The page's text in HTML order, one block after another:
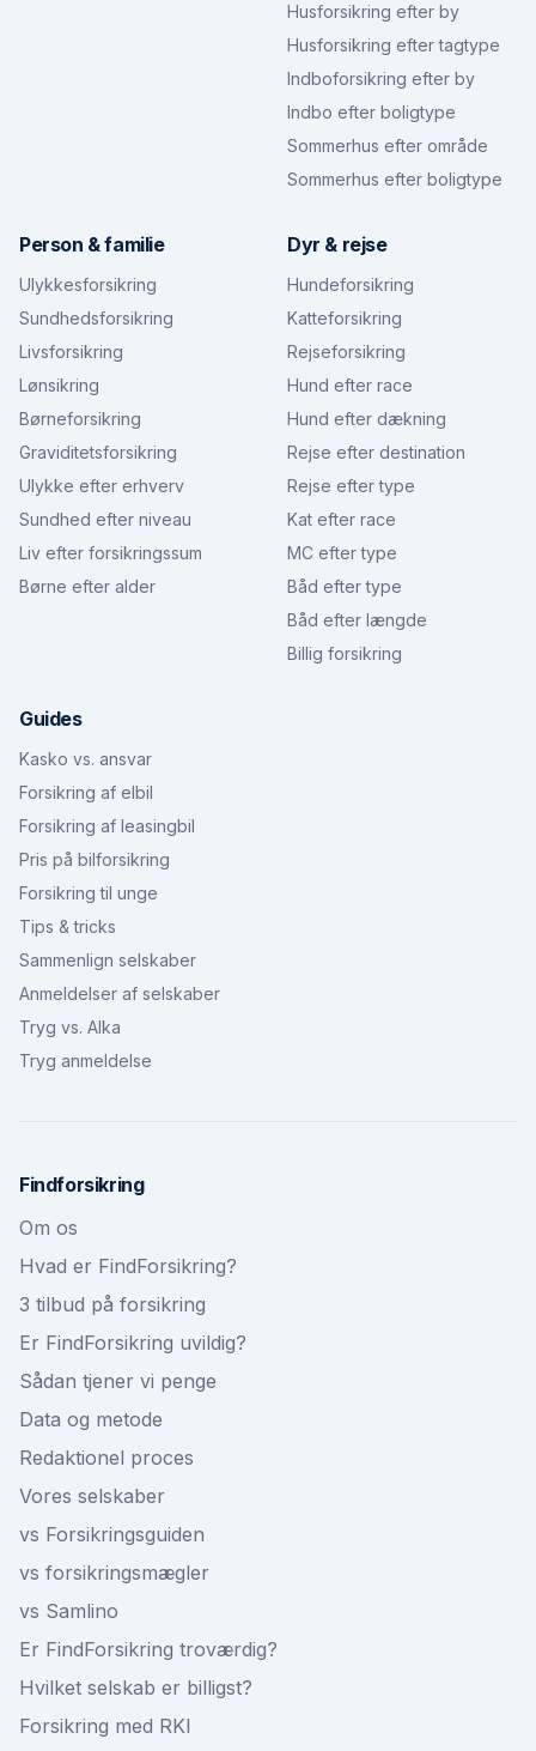
Husforsikring efter by
Husforsikring efter tagtype
Indboforsikring efter by
Indbo efter boligtype
Sommerhus efter område
Sommerhus efter boligtype
Person & familie
Ulykkesforsikring
Sundhedsforsikring
Livsforsikring
Lønsikring
Børneforsikring
Graviditetsforsikring
Ulykke efter erhverv
Sundhed efter niveau
Liv efter forsikringssum
Børne efter alder
Dyr & rejse
Hundeforsikring
Katteforsikring
Rejseforsikring
Hund efter race
Hund efter dækning
Rejse efter destination
Rejse efter type
Kat efter race
MC efter type
Båd efter type
Båd efter længde
Billig forsikring
Guides
Kasko vs. ansvar
Forsikring af elbil
Forsikring af leasingbil
Pris på bilforsikring
Forsikring til unge
Tips & tricks
Sammenlign selskaber
Anmeldelser af selskaber
Tryg vs. Alka
Tryg anmeldelse
Findforsikring
Om os
Hvad er FindForsikring?
3 tilbud på forsikring
Er FindForsikring uvildig?
Sådan tjener vi penge
Data og metode
Redaktionel proces
Vores selskaber
vs Forsikringsguiden
vs forsikringsmægler
vs Samlino
Er FindForsikring troværdig?
Hvilket selskab er billigst?
Forsikring med RKI